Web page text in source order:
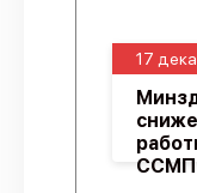
17
ССМП